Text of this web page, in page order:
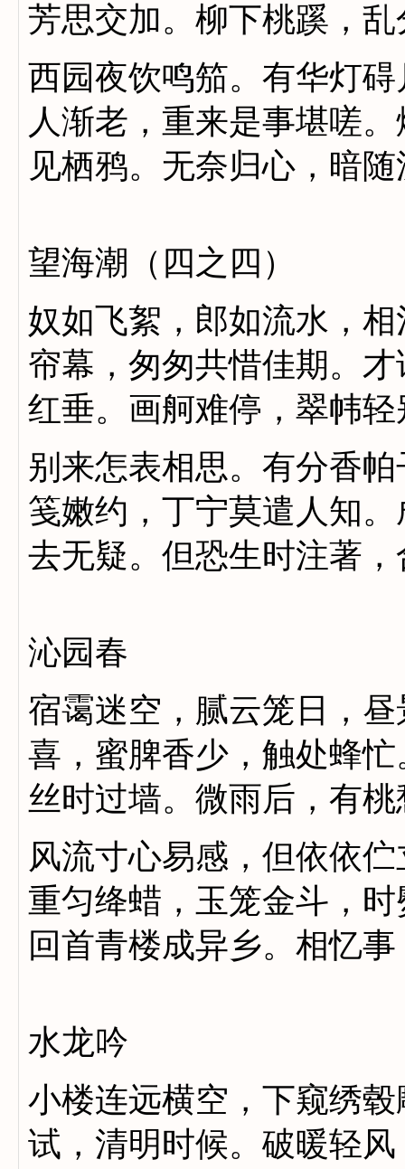
芳思交加。柳下桃蹊，
西园夜饮鸣笳。有华灯
人渐老，重来是事堪嗟
见栖鸦。无奈归心，暗
望海潮（四之四）
奴如飞絮，郎如流水，
帘幕，匆匆共惜佳期。
红垂。画舸难停，翠帏
别来怎表相思。有分香
笺嫩约，丁宁莫遣人知
去无疑。但恐生时注著
沁园春
宿霭迷空，腻云笼日，
喜，蜜脾香少，触处蜂
丝时过墙。微雨后，有
风流寸心易感，但依依
重匀绛蜡，玉笼金斗，
回首青楼成异乡。相忆
水龙吟
小楼连远横空，下窥绣
试，清明时候。破暖轻